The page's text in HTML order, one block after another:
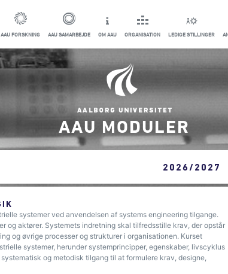
AAU FORSKNING AAU SAMARBEJDE OM AAU ORGANISATION LEDIGE STILLINGER
AAU MODULER
2026/2027
systemer ved anvendelsen af systems engineering tilgange.
og aktører. Systemets indretning skal tilfredsstille krav, der opstår
og øvrige processer og strukturer i organisationen. Kurset
systemer, herunder systemprincipper, egenskaber, livscyklus
og metodisk tilgang til at formulere krav, designe,